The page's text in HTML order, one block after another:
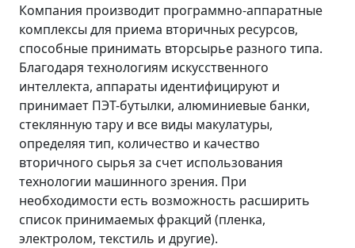
Компания производит программно-аппаратные
комплексы для приема вторичных ресурсов,
способные принимать вторсырье разного типа.
Благодаря технологиям искусственного
интеллекта, аппараты идентифицируют и
принимает ПЭТ-бутылки, алюминиевые банки,
стеклянную тару и все виды макулатуры,
определяя тип, количество и качество
вторичного сырья за счет использования
технологии машинного зрения. При
необходимости есть возможность расширить
список принимаемых фракций (пленка,
электролом, текстиль и другие).